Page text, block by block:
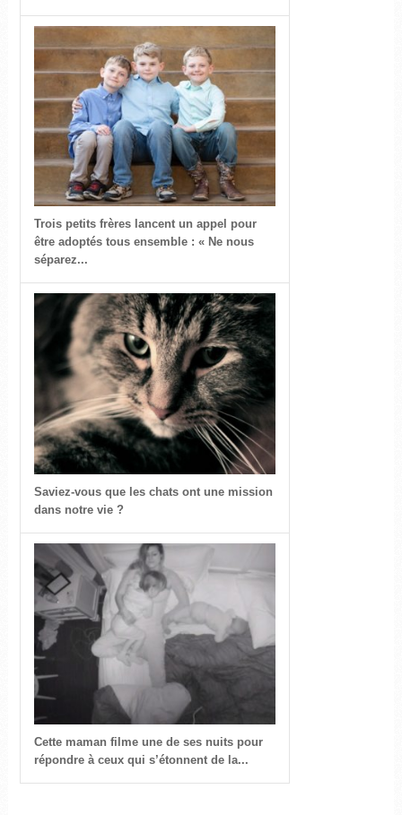
Trois petits frères lancent un appel pour
être adoptés tous ensemble : « Ne nous
séparez...
Saviez-vous que les chats ont une mission
dans notre vie ?
Cette maman filme une de ses nuits pour
répondre à ceux qui s’étonnent de la...